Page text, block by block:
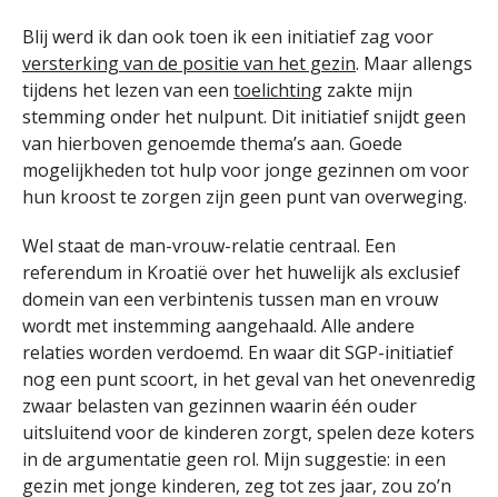
Blij werd ik dan ook toen ik een initiatief zag voor
versterking van de positie van het gezin. Maar allengs
tijdens het lezen van een toelichting zakte mijn
stemming onder het nulpunt. Dit initiatief snijdt geen
van hierboven genoemde thema’s aan. Goede
mogelijkheden tot hulp voor jonge gezinnen om voor
hun kroost te zorgen zijn geen punt van overweging.
Wel staat de man-vrouw-relatie centraal. Een
referendum in Kroatië over het huwelijk als exclusief
domein van een verbintenis tussen man en vrouw
wordt met instemming aangehaald. Alle andere
relaties worden verdoemd. En waar dit SGP-initiatief
nog een punt scoort, in het geval van het onevenredig
zwaar belasten van gezinnen waarin één ouder
uitsluitend voor de kinderen zorgt, spelen deze koters
in de argumentatie geen rol. Mijn suggestie: in een
gezin met jonge kinderen, zeg tot zes jaar, zou zo’n